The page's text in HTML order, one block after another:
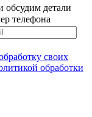
детали
телефона
своих
обработки